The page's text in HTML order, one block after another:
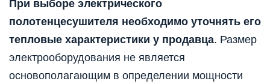
При выборе электрического
полотенцесушителя необходимо уточнять его
тепловые характеристики у продавца. Размер
электрооборудования не является
основополагающим в определении мощности